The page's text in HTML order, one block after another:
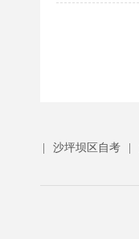
沙坪坝区自考